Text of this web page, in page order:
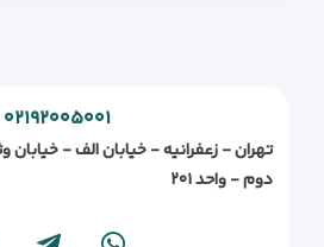
۰۲۱۹۲۰۰۵۰۰۱
دوم - واحد ۲۰۱